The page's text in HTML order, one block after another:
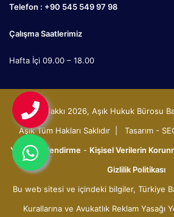
Telefon : +90 545 549 97 98
Çalışma Saatlerimiz
Hafta İçi 09.00 – 18.00
© Telif Hakkı 2026, Aşık Hukuk Bürosu
Aşık Tüm Hakları Saklıdır | Tasarım -
Yasal Bilgilendirme- Kişisel Verilerin
Gizlilik Politikası
Bu web sitesi ve içindeki bilgiler, Türkiye
Kurallarına ve Avukatlık Reklam